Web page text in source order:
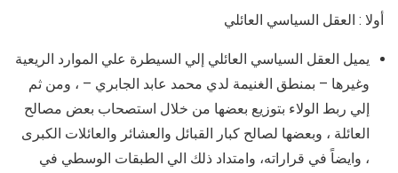
أولا : العقل السياسي العائلي
يميل العقل السياسي العائلي إلي السيطرة علي الموارد الريعية
وغيرها – بمنطق الغنيمة لدي محمد عابد الجابري – ، ومن ثم
إلي ربط الولاء بتوزيع بعضها من خلال استصحاب بعض مصالح
العائلة ، وبعضها لصالح كبار القبائل والعشائر والعائلات الكبرى
، وايضاً في قراراته، وامتداد ذلك الي الطبقات الوسطي في